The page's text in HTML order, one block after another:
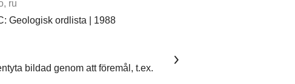
ru
Geologisk ordlista | 1988
bildad genom att föremål, t.ex.